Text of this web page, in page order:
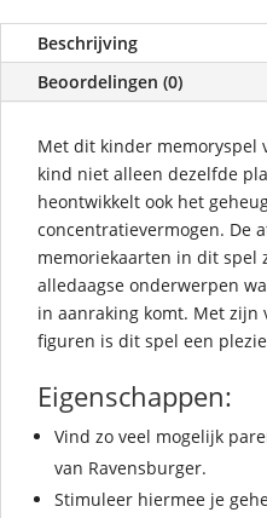
Beschrijving
Beoordelingen (0)
Met dit kinder memoryspel
kind niet alleen dezelfde
heontwikkelt ook het
concentratievermogen. De
memoriekaarten in dit spel
alledaagse onderwerpen
in aanraking komt. Met
figuren is dit spel een
Eigenschappen:
Vind zo veel mogelijk
van Ravensburger.
Stimuleer hiermee je